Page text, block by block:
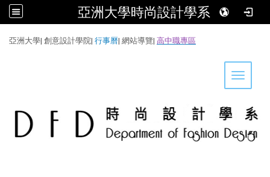
亞洲大學時尚設計學系
亞洲大學| 創意設計學院| 行事曆| 網站導覽| 高中職專區
Toggle